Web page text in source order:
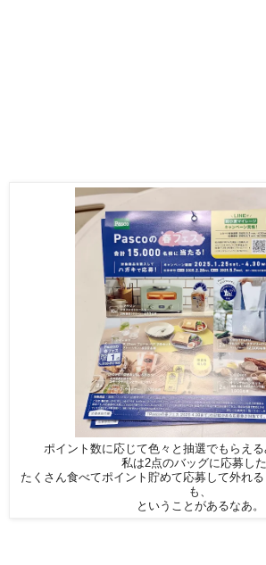
ポイント数に応じて色々と抽選でもらえる
私は2点のバッグに応募した
たくさん食べてポイント貯めて応募して外れ
も、
ということがあるなあ。